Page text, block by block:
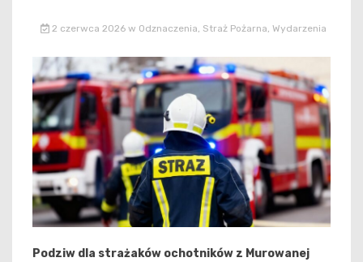
2 czerwca 2026 w Odznaczenia, Straż Pożarna, Wydarzenia
Podziw dla strażaków ochotników z Murowanej